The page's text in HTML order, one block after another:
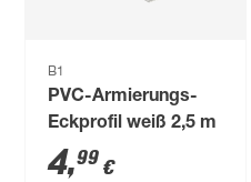
B1
PVC-Armierungs-
Eckprofil weiß 2,5 m
4,99 €